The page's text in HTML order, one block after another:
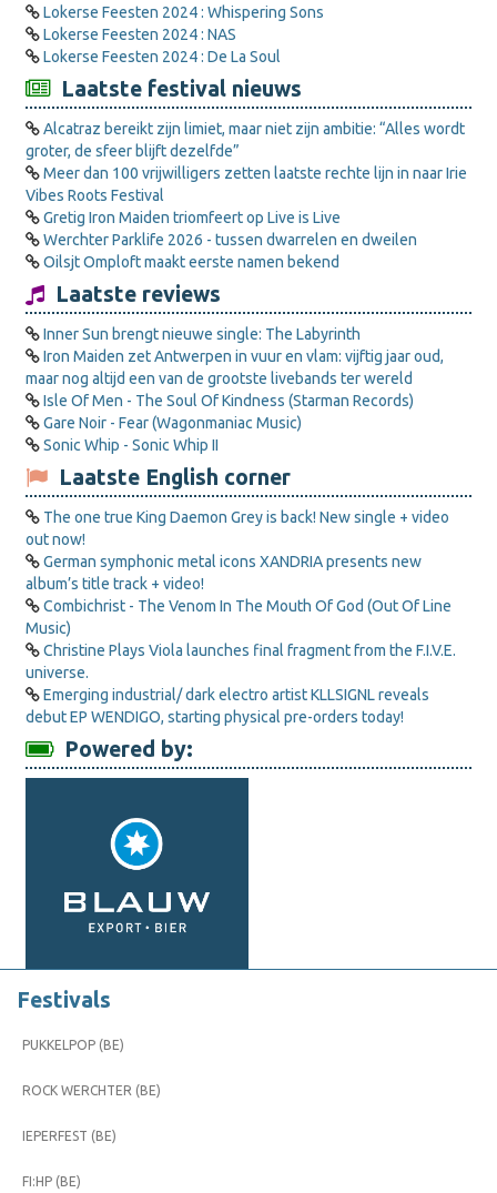
Lokerse Feesten 2024 : Whispering Sons
Lokerse Feesten 2024 : NAS
Lokerse Feesten 2024 : De La Soul
Laatste festival nieuws
Alcatraz bereikt zijn limiet, maar niet zijn ambitie: “Alles wordt
groter, de sfeer blijft dezelfde”
Meer dan 100 vrijwilligers zetten laatste rechte lijn in naar Irie
Vibes Roots Festival
Gretig Iron Maiden triomfeert op Live is Live
Werchter Parklife 2026 - tussen dwarrelen en dweilen
Oilsjt Omploft maakt eerste namen bekend
Laatste reviews
Inner Sun brengt nieuwe single: The Labyrinth
Iron Maiden zet Antwerpen in vuur en vlam: vijftig jaar oud,
maar nog altijd een van de grootste livebands ter wereld
Isle Of Men - The Soul Of Kindness (Starman Records)
Gare Noir - Fear (Wagonmaniac Music)
Sonic Whip - Sonic Whip II
Laatste English corner
The one true King Daemon Grey is back! New single + video
out now!
German symphonic metal icons XANDRIA presents new
album’s title track + video!
Combichrist - The Venom In The Mouth Of God (Out Of Line
Music)
Christine Plays Viola launches final fragment from the F.I.V.E.
universe.
Emerging industrial/ dark electro artist KLLSIGNL reveals
debut EP WENDIGO, starting physical pre-orders today!
Powered by:
Festivals
PUKKELPOP (BE)
ROCK WERCHTER (BE)
IEPERFEST (BE)
FI:HP (BE)